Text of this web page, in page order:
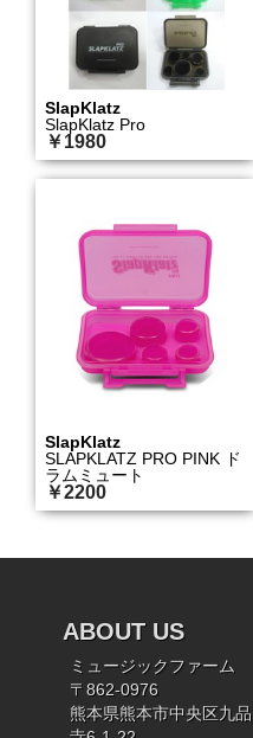
SlapKlatz
SlapKlatz Pro
￥1980
SlapKlatz
SLAPKLATZ PRO PINK ド
ラムミュート
￥2200
ABOUT US
ミュージックファーム
〒862-0976
熊本県熊本市中央区九品